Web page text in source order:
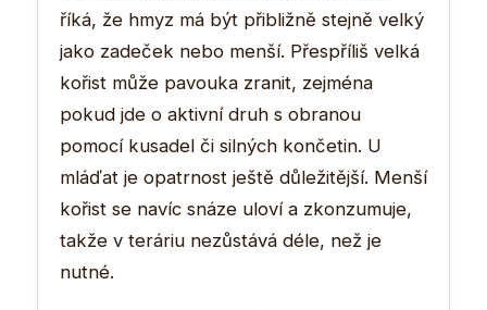
říká, že hmyz má být přibližně stejně velký
jako zadeček nebo menší. Přespříliš velká
kořist může pavouka zranit, zejména
pokud jde o aktivní druh s obranou
pomocí kusadel či silných končetin. U
mláďat je opatrnost ještě důležitější. Menší
kořist se navíc snáze uloví a zkonzumuje,
takže v teráriu nezůstává déle, než je
nutné.